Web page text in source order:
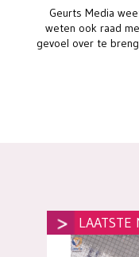
Geurts Media
weten ook raad
gevoel over te
LAATSTE